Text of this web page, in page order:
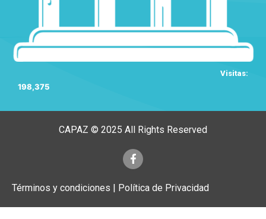
Visitas:
198,375
CAPAZ © 2025 All Rights Reserved
Términos y condiciones | Política de Privacidad